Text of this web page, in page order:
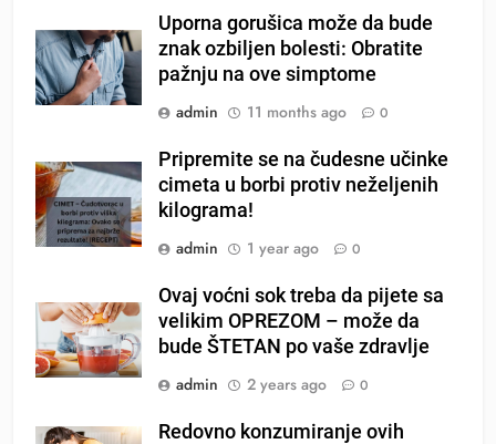
Uporna gorušica može da bude
znak ozbiljen bolesti: Obratite
pažnju na ove simptome
admin
11 months ago 0
Pripremite se na čudesne učinke
cimeta u borbi protiv neželjenih
kilograma!
admin
1 year ago 0
Ovaj voćni sok treba da pijete sa
velikim OPREZOM – može da
bude ŠTETAN po vaše zdravlje
admin
2 years ago 0
Redovno konzumiranje ovih